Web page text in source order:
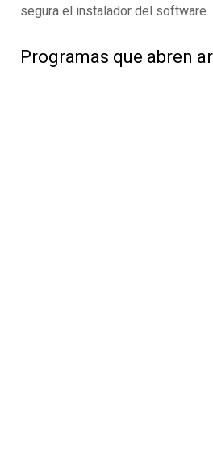
segura el instalador del software.
Programas que abren